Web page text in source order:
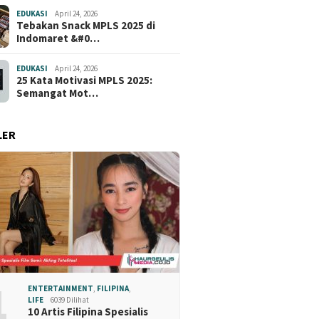
EDUKASI April 24, 2026
Tebakan Snack MPLS 2025 di
Indomaret &#0…
EDUKASI April 24, 2026
25 Kata Motivasi MPLS 2025:
Semangat Mot…
ENTERTAINMENT FILIPINA
LIFE
6039 Dilihat
10 Artis Filipina Spesialis